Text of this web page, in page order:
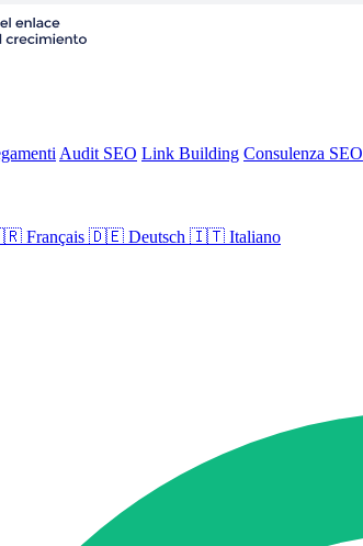
Audit SEO Link Building Consulenza SEO
Français 🇩🇪 Deutsch 🇮🇹 Italiano